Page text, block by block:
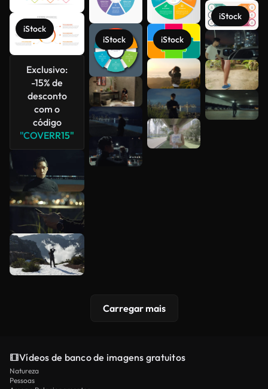
iStock
Exclusivo:
-15% de
desconto
com o
código
"COVERR15"
iStock iStock
iStock
Veja mais
Carregar mais
Vídeos de banco de imagens gratuitos
Natureza
Pessoas